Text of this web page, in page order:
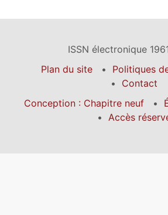
ISSN électronique
Plan du site
Politiques
Contact
Conception : Chapitre neuf
Accès